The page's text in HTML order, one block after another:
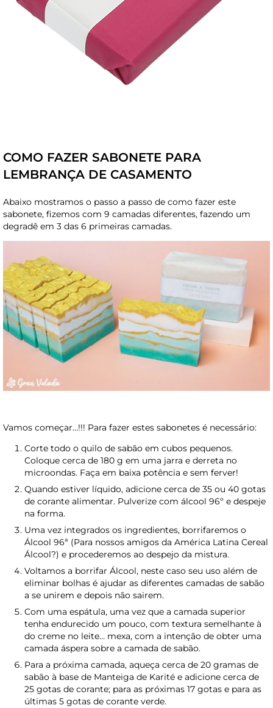
COMO FAZER SABONETE PARA
LEMBRANÇA DE CASAMENTO
Abaixo mostramos o passo a passo de como fazer este
sabonete, fizemos com 9 camadas diferentes, fazendo um
degradê em 3 das 6 primeiras camadas.
Vamos começar…!!! Para fazer estes sabonetes é necessário:
Corte todo o quilo de sabão em cubos pequenos.
Coloque cerca de 180 g em uma jarra e derreta no
microondas. Faça em baixa potência e sem ferver!
Quando estiver líquido, adicione cerca de 35 ou 40 gotas
de corante alimentar. Pulverize com álcool 96º e despeje
na forma.
Uma vez integrados os ingredientes, borrifaremos o
Álcool 96ª (Para nossos amigos da América Latina Cereal
Álcool?) e procederemos ao despejo da mistura.
Voltamos a borrifar Álcool, neste caso seu uso além de
eliminar bolhas é ajudar as diferentes camadas de sabão
a se unirem e depois não sairem.
Com uma espátula, uma vez que a camada superior
tenha endurecido um pouco, com textura semelhante à
do creme no leite… mexa, com a intenção de obter uma
camada áspera sobre a camada de sabão.
Para a próxima camada, aqueça cerca de 20 gramas de
sabão à base de Manteiga de Karité e adicione cerca de
25 gotas de corante; para as próximas 17 gotas e para as
últimas 5 gotas de corante verde.